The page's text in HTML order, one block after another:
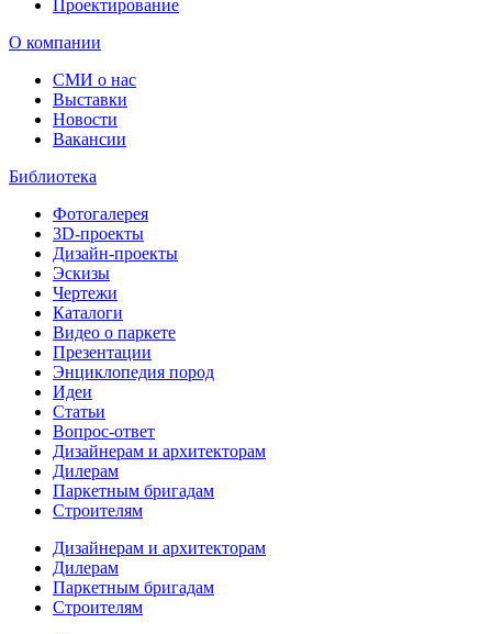
Проектирование
О компании
СМИ о нас
Выставки
Новости
Вакансии
Библиотека
Фотогалерея
3D-проекты
Дизайн-проекты
Эскизы
Чертежи
Каталоги
Видео о паркете
Презентации
Энциклопедия пород
Идеи
Статьи
Вопрос-ответ
Дизайнерам и архитекторам
Дилерам
Паркетным бригадам
Строителям
Дизайнерам и архитекторам
Дилерам
Паркетным бригадам
Строителям